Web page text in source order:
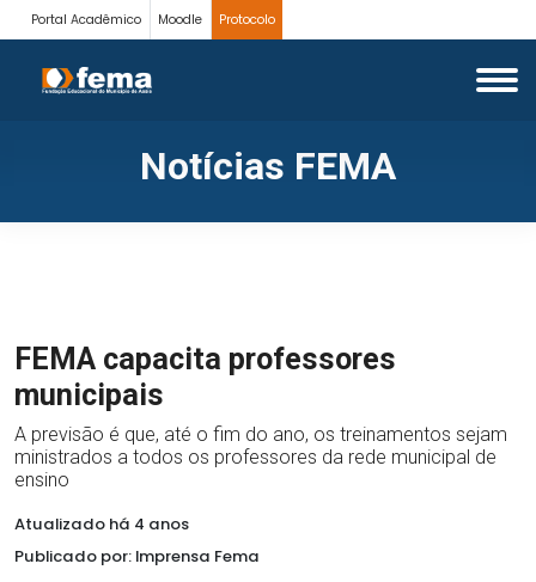
Portal Acadêmico Moodle Protocolo
Notícias FEMA
FEMA capacita professores
municipais
A previsão é que, até o fim do ano, os treinamentos sejam
ministrados a todos os professores da rede municipal de
ensino
Atualizado há 4 anos
Publicado por: Imprensa Fema